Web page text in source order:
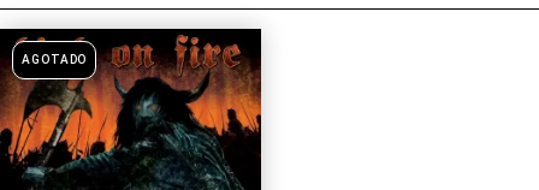
AGOTADO